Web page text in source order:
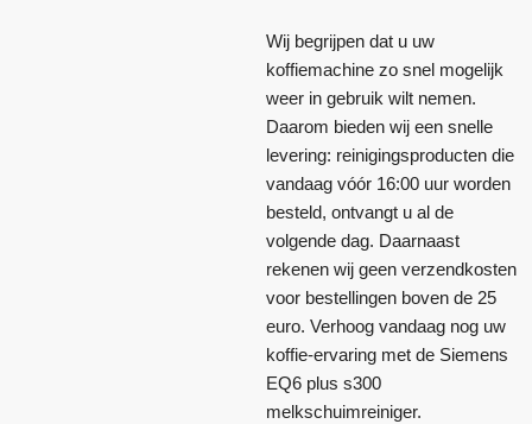
Wij begrijpen dat u uw
koffiemachine zo snel mogelijk
weer in gebruik wilt nemen.
Daarom bieden wij een snelle
levering: reinigingsproducten die
vandaag vóór 16:00 uur worden
besteld, ontvangt u al de
volgende dag. Daarnaast
rekenen wij geen verzendkosten
voor bestellingen boven de 25
euro. Verhoog vandaag nog uw
koffie-ervaring met de Siemens
EQ6 plus s300
melkschuimreiniger.